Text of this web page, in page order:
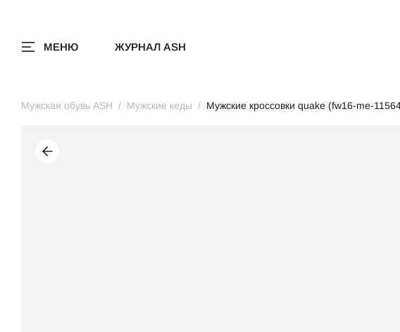
МЕНЮ ЖУРНАЛ ASH
Мужская обувь ASH Мужские кеды Мужские кроссовки quake (fw16-me-